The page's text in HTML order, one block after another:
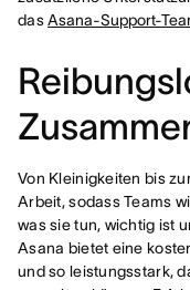
dasAsana-Support-
Von Kleinigkeiten bis
Arbeit, sodass Teams
was sie tun, wichtig ist
Asana bietet eine
und so leistungsstark,